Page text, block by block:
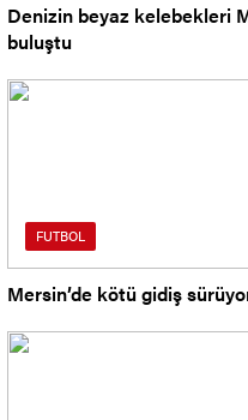
Denizin beyaz kelebekleri
buluştu
FUTBOL
Mersin’de kötü gidiş